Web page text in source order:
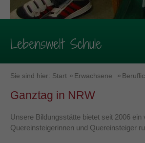
Lebenswelt Schule
Sie sind hier: Start Erwachsene
Ganztag in NRW
Unsere Bildungsstätte bietet seit 2006
Quereinsteigerinnen und Quereinsteiger